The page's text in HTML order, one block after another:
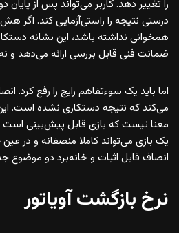
را تغییر دهد. کاربر می‌تواند پس از
درستی نتیجه را راستی‌آزمایی کند. اگر
همخوانی نداشته باشد، این نشانه
ضمانت فنی قابل بررسی ارائه می‌دهد و
اما باید یک سوءتفاهم رایج را رفع کرد.
می‌کند که نتیجه دستکاری نشده است.
معنا نیست که بازی قابل پیش‌بینی است
یک بازی می‌تواند کاملا منصفانه و در
انصاف قابل اثبات و خانه‌برد دو موضوع
نرخ بازگشت آویاتور